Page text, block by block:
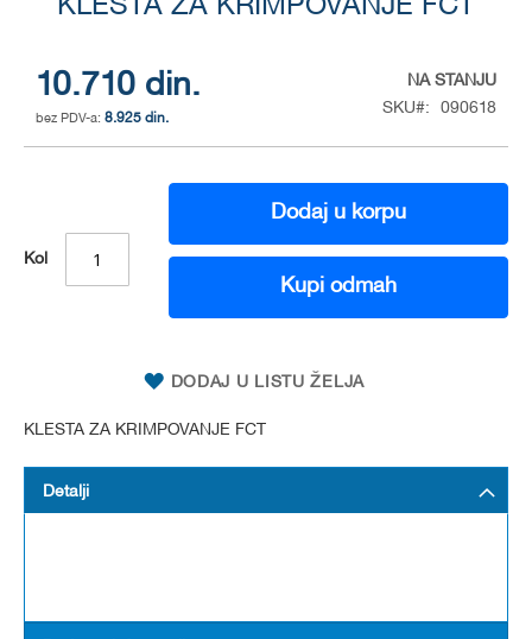
KLESTA ZA KRIMPOVANJE FCT
10.710 din.
8.925 din.
NA STANJU
SKU
090618
Kol
Dodaj u korpu
Kupi odmah
DODAJ U LISTU ŽELJA
KLESTA ZA KRIMPOVANJE FCT
of
the
images
gallery
Detalji